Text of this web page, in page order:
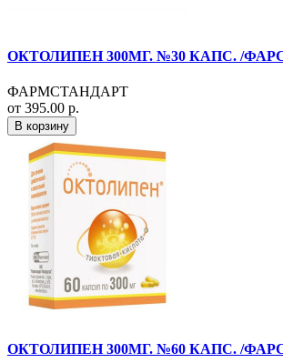
ОКТОЛИПЕН 300МГ. №30 КАПС. /
ФАРМСТАНДАРТ
от 395.00 р.
В корзину
ОКТОЛИПЕН 300МГ. №60 КАПС. /